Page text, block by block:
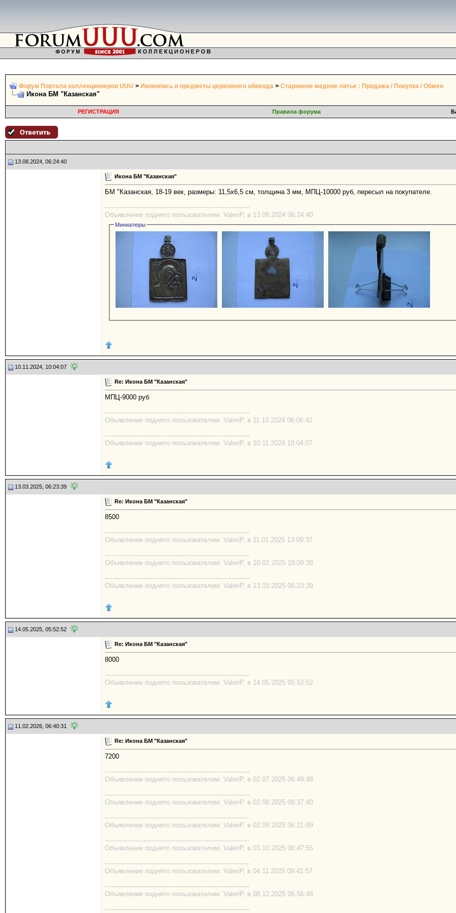
Форум Портала коллекционеров UUU > Иконопись и предметы церковного обихода > Старинное медное литье : Продажа / Покупка / Обмен
Икона БМ "Казанская"
РЕГИСТРАЦИЯ Правила форума
13.08.2024, 06:24:40
Икона БМ "Казанская"
БМ "Казанская, 18-19 век, размеры: 11,5х6,5 см, толщина 3 мм, МПЦ-10000 руб, пересыл на покупателе.
-----------------------------------------------------------------------
Объявление поднято пользователем: ValeriP, в 13.08.2024 06:24:40
Миниатюры
10.11.2024, 10:04:07
Re: Икона БМ "Казанская"
МПЦ-9000 руб
-----------------------------------------------------------------------
Объявление поднято пользователем: ValeriP, в 11.10.2024 06:06:42
-----------------------------------------------------------------------
Объявление поднято пользователем: ValeriP, в 10.11.2024 10:04:07
13.03.2025, 06:23:39
Re: Икона БМ "Казанская"
8500
-----------------------------------------------------------------------
Объявление поднято пользователем: ValeriP, в 11.01.2025 13:09:37
-----------------------------------------------------------------------
Объявление поднято пользователем: ValeriP, в 10.02.2025 18:09:38
-----------------------------------------------------------------------
Объявление поднято пользователем: ValeriP, в 13.03.2025 06:23:39
14.05.2025, 05:52:52
Re: Икона БМ "Казанская"
8000
-----------------------------------------------------------------------
Объявление поднято пользователем: ValeriP, в 14.05.2025 05:52:52
11.02.2026, 06:40:31
Re: Икона БМ "Казанская"
7200
-----------------------------------------------------------------------
Объявление поднято пользователем: ValeriP, в 02.07.2025 06:49:48
-----------------------------------------------------------------------
Объявление поднято пользователем: ValeriP, в 02.08.2025 08:37:40
-----------------------------------------------------------------------
Объявление поднято пользователем: ValeriP, в 02.09.2025 06:21:09
-----------------------------------------------------------------------
Объявление поднято пользователем: ValeriP, в 03.10.2025 06:47:55
-----------------------------------------------------------------------
Объявление поднято пользователем: ValeriP, в 04.11.2025 09:41:57
-----------------------------------------------------------------------
Объявление поднято пользователем: ValeriP, в 08.12.2025 06:56:48
-----------------------------------------------------------------------